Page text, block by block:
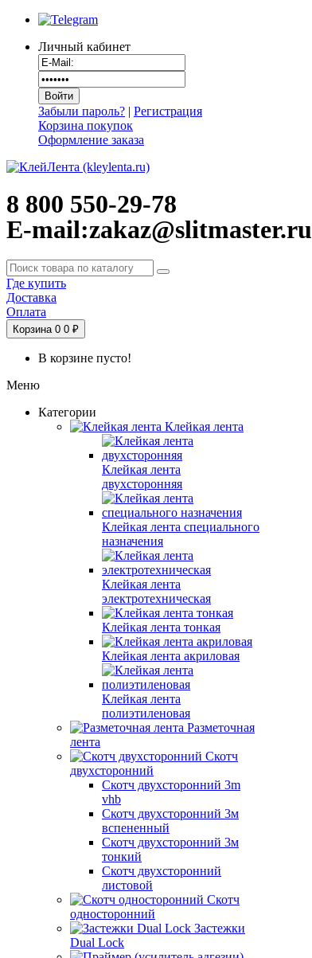
Личный кабинет
Забыли пароль? | Регистрация
Корзина покупок
Оформление заказа
8 800 550-29-78
E-mail:zakaz@slitmaster.ru
Где купить
Доставка
Оплата
Корзина 0 0 ₽
В корзине пусто!
Меню
Категории
Клейкая лента
Клейкая лента
двухсторонняя
Клейкая лента специального
назначения
Клейкая лента
электротехническая
Клейкая лента тонкая
Клейкая лента акриловая
Клейкая лента
полиэтиленовая
Разметочная
лента
Скотч
двухсторонний
Скотч двухсторонний 3m
vhb
Скотч двухсторонний 3м
вспененный
Скотч двухсторонний 3м
тонкий
Скотч двухсторонний
листовой
Скотч
односторонний
Застежки
Dual Lock